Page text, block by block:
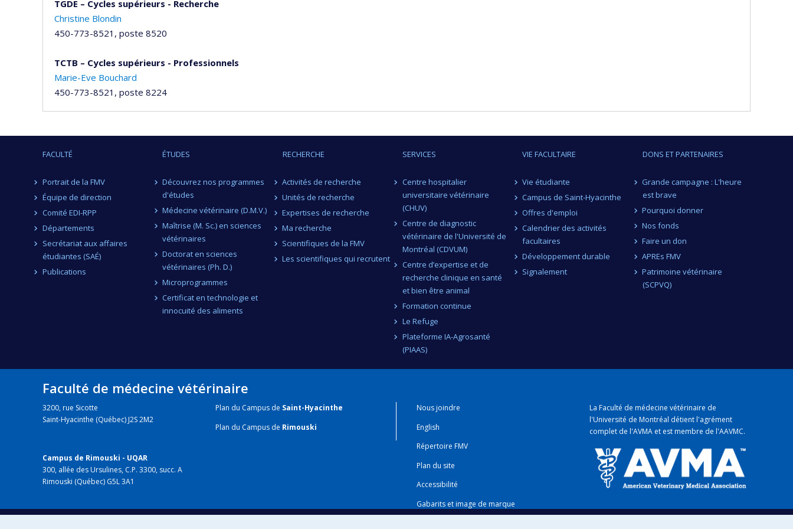
TGDE – Cycles supérieurs - Recherche
Christine Blondin
450-773-8521, poste 8520
TCTB – Cycles supérieurs - Professionnels
Marie-Eve Bouchard
450-773-8521, poste 8224
FACULTÉ
Portrait de la FMV
Équipe de direction
Comité EDI-RPP
Départements
Secrétariat aux affaires
étudiantes (SAÉ)
Publications
ÉTUDES
Découvrez nos programmes
d'études
Médecine vétérinaire (D.M.V.)
Maîtrise (M. Sc.) en sciences
vétérinaires
Doctorat en sciences
vétérinaires (Ph. D.)
Microprogrammes
Certificat en technologie et
innocuité des aliments
RECHERCHE
Activités de recherche
Unités de recherche
Expertises de recherche
Ma recherche
Scientifiques de la FMV
Les scientifiques qui recrutent
SERVICES
Centre hospitalier
universitaire vétérinaire
(CHUV)
Centre de diagnostic
vétérinaire de l'Université de
Montréal (CDVUM)
Centre d’expertise et de
recherche clinique en santé
et bien être animal
Formation continue
Le Refuge
Plateforme IA-Agrosanté
(PIAAS)
VIE FACULTAIRE
Vie étudiante
Campus de Saint-Hyacinthe
Offres d'emploi
Calendrier des activités
facultaires
Développement durable
Signalement
DONS ET PARTENAIRES
Grande campagne : L'heure
est brave
Pourquoi donner
Nos fonds
Faire un don
APREs FMV
Patrimoine vétérinaire
(SCPVQ)
Faculté de médecine vétérinaire
3200, rue Sicotte
Saint-Hyacinthe (Québec) J2S 2M2
Campus de Rimouski - UQAR
300, allée des Ursulines, C.P. 3300, succ. A
Rimouski (Québec) G5L 3A1
Plan du Campus de Saint-Hyacinthe
Plan du Campus de Rimouski
Nous joindre
English
Répertoire FMV
Plan du site
Accessibilité
Gabarits et image de marque
La Faculté de médecine vétérinaire de
l'Université de Montréal détientl'agrément
complet de l'AVMA et est membre de l'AAVMC.